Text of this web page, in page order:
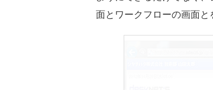
面とワークフローの画面と